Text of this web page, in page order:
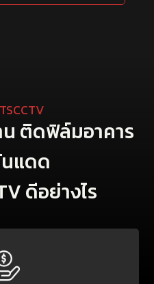
ติดฟิล์มอาคาร
แดด
ดีอย่างไร